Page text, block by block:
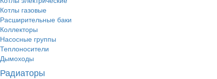
Котлы газовые
Расширительные баки
Коллекторы
Насосные группы
Теплоносители
Дымоходы
Радиаторы